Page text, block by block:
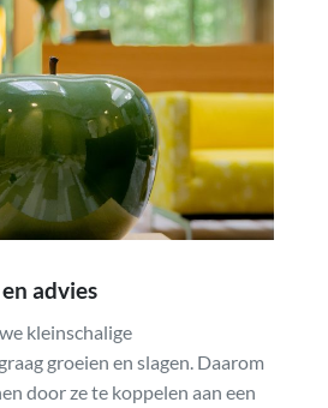
advies
kleinschalige
groeien en slagen. Daarom
door ze te koppelen aan een